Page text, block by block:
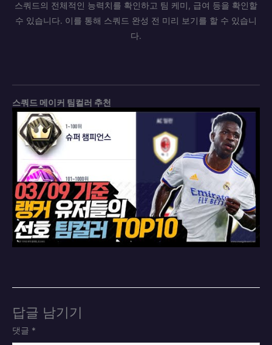
스쿼드의 전체적인 능력치를 확인하고 팀 케미, 급여 등을 확인할
수 있습니다. 이를 통해 스쿼드 완성 전 미리 보기를 할 수 있습니
다.
스쿼드 메이커 팀컬러 추천
답글 남기기
댓글 *